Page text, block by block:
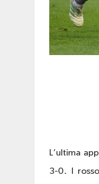
L’ultima
3-0. I